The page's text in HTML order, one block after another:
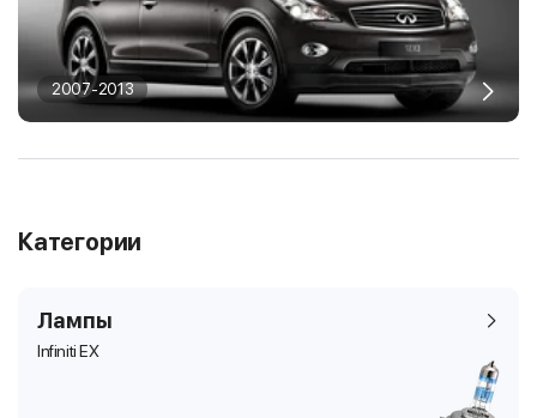
2007-2013
Категории
Лампы
Infiniti EX